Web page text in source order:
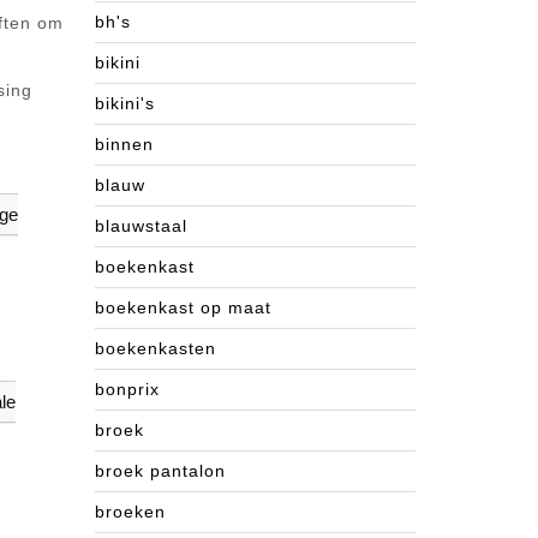
om
bh's
bikini
bikini's
binnen
blauw
blauwstaal
boekenkast
boekenkast op maat
boekenkasten
bonprix
broek
broek pantalon
broeken